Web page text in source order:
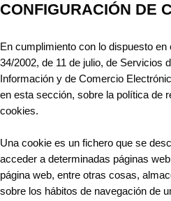
CONFIGURACIÓN DE
En cumplimiento con lo dispuesto
34/2002, de 11 de julio, de Servicios
Información y de Comercio
en esta sección, sobre la política de
cookies.
Una cookie es un fichero que se
acceder a determinadas páginas
página web, entre otras cosas,
sobre los hábitos de navegación de